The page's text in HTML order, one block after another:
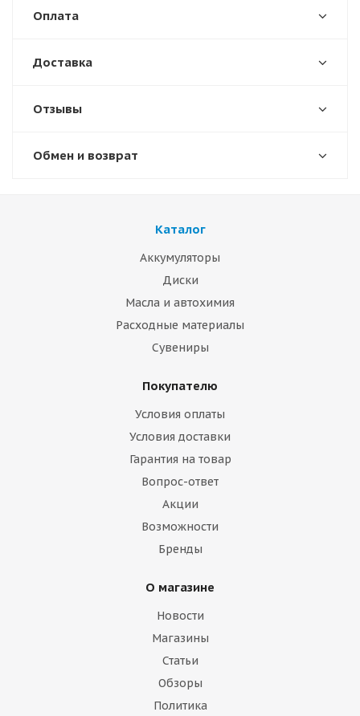
Оплата
Доставка
Отзывы
Обмен и возврат
Каталог
Аккумуляторы
Диски
Масла и автохимия
Расходные материалы
Сувениры
Покупателю
Условия оплаты
Условия доставки
Гарантия на товар
Вопрос-ответ
Акции
Возможности
Бренды
О магазине
Новости
Магазины
Статьи
Обзоры
Политика